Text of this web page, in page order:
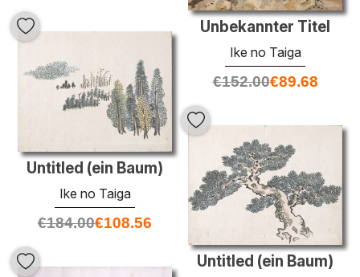
Unbekannter Titel
Ike no Taiga
€152.00€89.68
Untitled (ein Baum)
Ike no Taiga
€184.00€108.56
Untitled (ein Baum)